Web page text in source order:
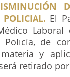
El
Laboral
de
y
retirado